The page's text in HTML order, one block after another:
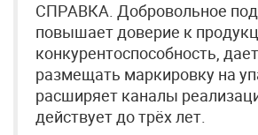
СПРАВКА. Добровольное
повышает доверие к
конкурентоспособность,
размещать маркировку на
расширяет каналы
действует до трёх лет.